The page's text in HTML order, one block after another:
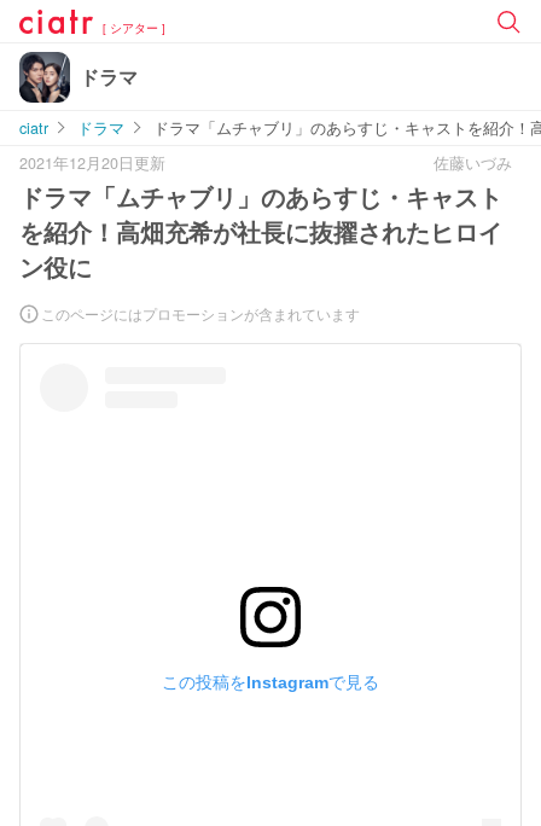
[ シアター ]
ドラマ
ciatr ドラマ
ドラマ「ムチャブリ」のあらすじ・キャストを紹介
2021年12月20日更新
佐藤いづみ
ドラマ「ムチャブリ」のあらすじ・キャスト
を紹介！高畑充希が社長に抜擢されたヒロイ
ン役に
このページにはプロモーションが含まれています
この投稿をInstagramで見る